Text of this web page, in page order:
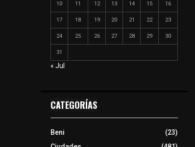
10 11 12 13 14 15 16
17 18 19 20 21 22 23
24 25 26 27 28 29 30
31
« Jul
CATEGORÍAS
Beni
(23)